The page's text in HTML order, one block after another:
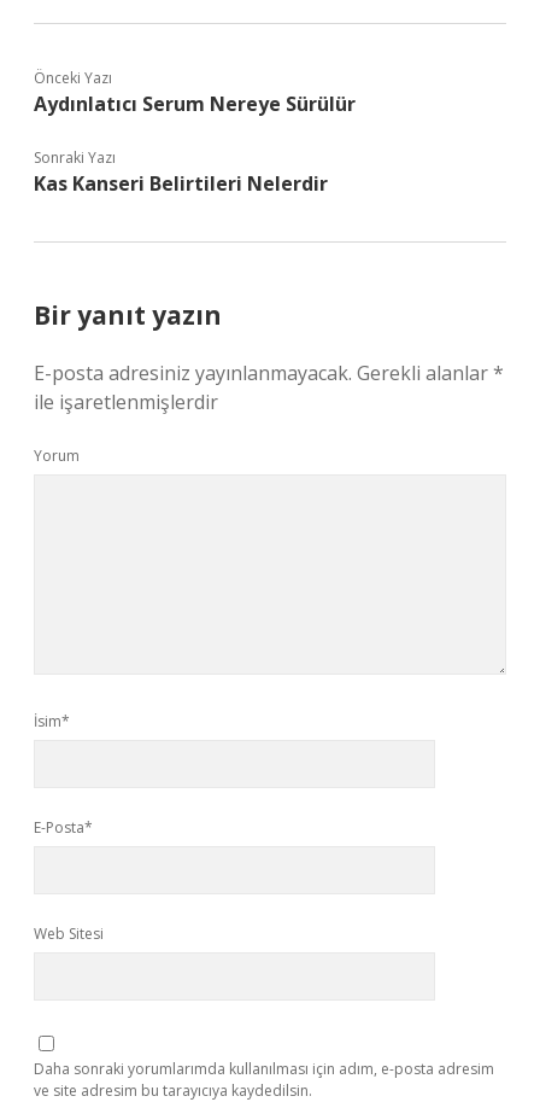
Önceki Yazı
Aydınlatıcı Serum Nereye Sürülür
Sonraki Yazı
Kas Kanseri Belirtileri Nelerdir
Bir yanıt yazın
E-posta adresiniz yayınlanmayacak. Gerekli alanlar*
ile işaretlenmişlerdir
Yorum
İsim*
E-Posta*
Web Sitesi
Daha sonraki yorumlarımda kullanılması için adım, e-posta adresim
ve site adresim bu tarayıcıya kaydedilsin.